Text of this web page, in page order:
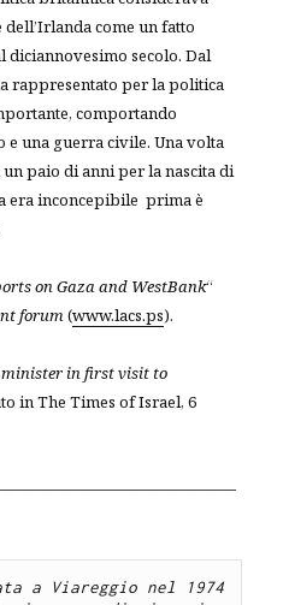
come un fatto
secolo. Dal
rappresentato per la politica
comportando
e una guerra civile. Una volta
paio di anni per la nascita di
era inconcepibile prima è
on Gaza and WestBank“
forum(www.lacs.ps).
minister in first visit to
in The Times of Israel, 6
a Viareggio nel 1974